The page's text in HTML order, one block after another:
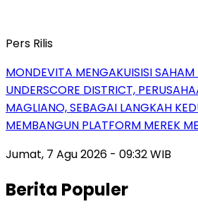
Pers Rilis
MONDEVITA MENGAKUISISI
UNDERSCORE DISTRICT,
MAGLIANO, SEBAGAI LANGKAH
MEMBANGUN PLATFORM MEREK
Jumat, 7 Agu 2026 - 09:32 WIB
Berita Populer